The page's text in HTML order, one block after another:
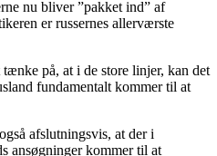
nu bliver ”pakket ind” af
er russernes allerværste
på, at i de store linjer, kan det
fundamentalt kommer til at
afslutningsvis, at der i
ansøgninger kommer til at